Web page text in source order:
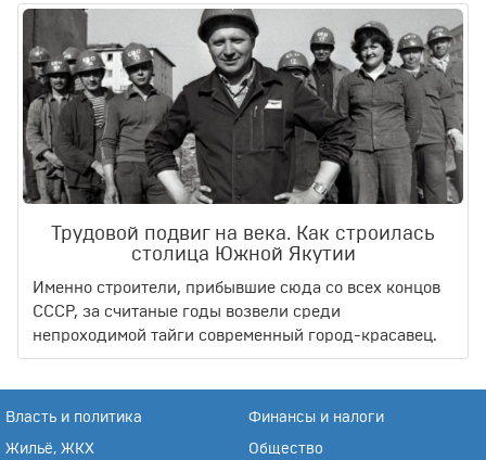
Трудовой подвиг на века. Как строилась
столица Южной Якутии
Именно строители, прибывшие сюда со всех концов
СССР, за считаные годы возвели среди
непроходимой тайги современный город-красавец.
Власть и политика Финансы и налоги
Жильё, ЖКХ Общество